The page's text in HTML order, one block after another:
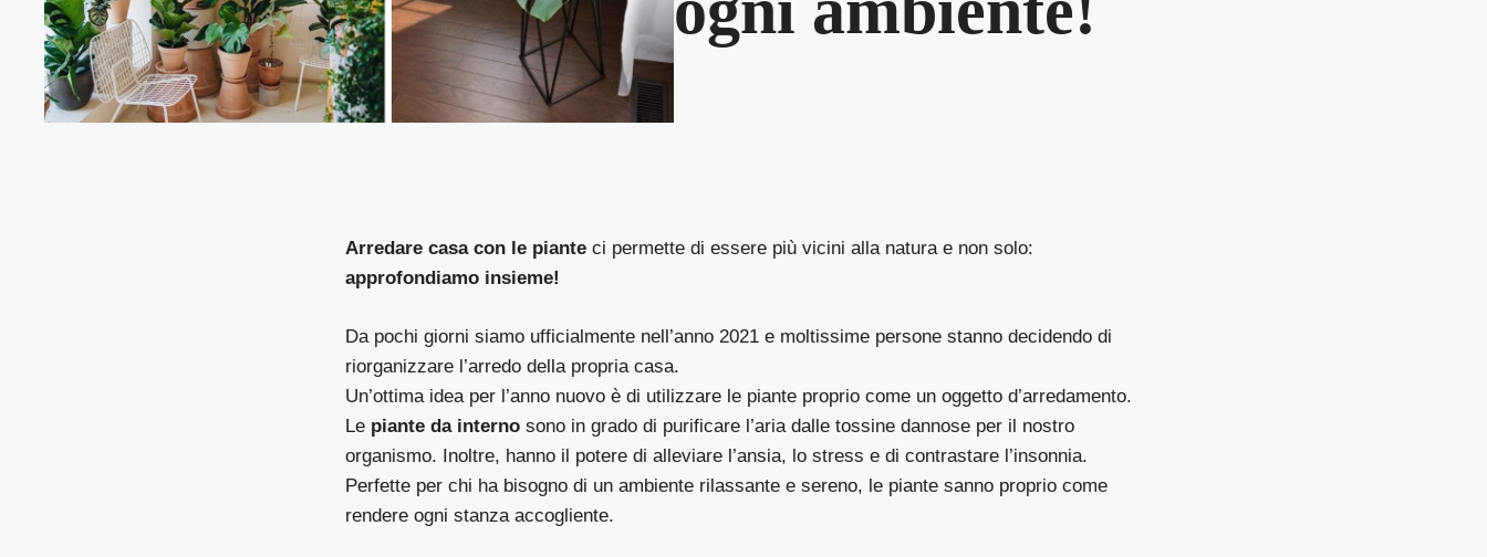
Arredare casa con le piante ci permette di essere più vicini alla natura e non solo:
approfondiamo insieme!
Da pochi giorni siamo ufficialmente nell’anno 2021 e moltissime persone stanno decidendo di
riorganizzare l’arredo della propria casa.
Un’ottima idea per l’anno nuovo è di utilizzare le piante proprio come un oggetto d’arredamento.
Le piante da interno sono in grado di purificare l’aria dalle tossine dannose per il nostro
organismo. Inoltre, hanno il potere di alleviare l’ansia, lo stress e di contrastare l’insonnia.
Perfette per chi ha bisogno di un ambiente rilassante e sereno, le piante sanno proprio come
rendere ogni stanza accogliente.